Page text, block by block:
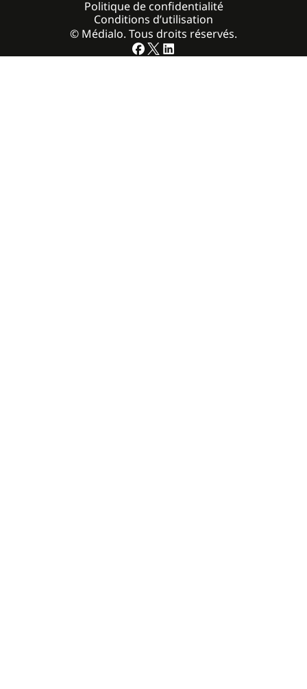
© Médialo. Tous droits réservés.
Politique de confidentialité
Conditions d’utilisation